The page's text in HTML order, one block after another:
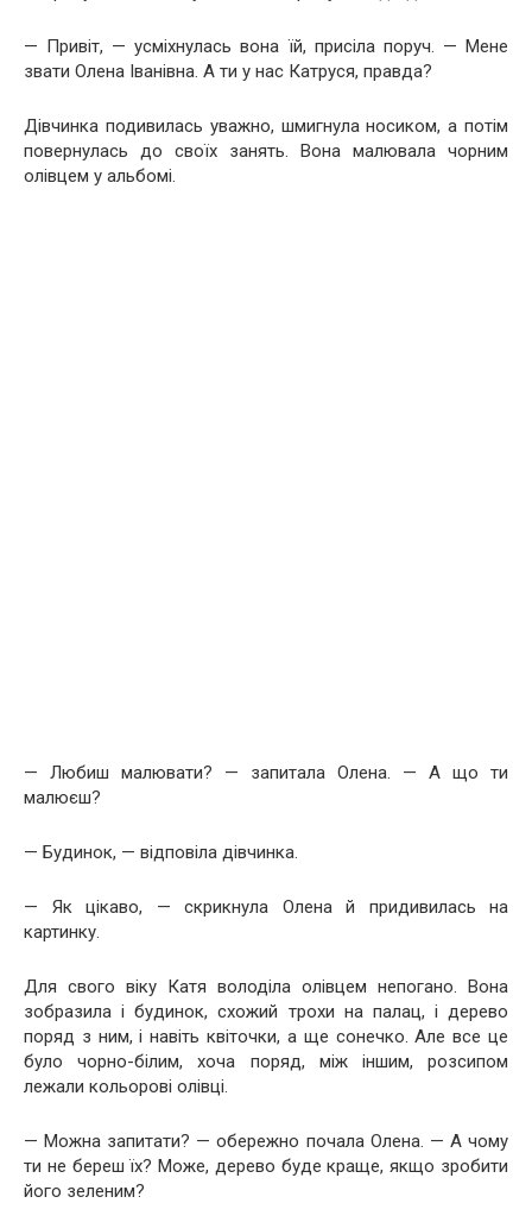
— Привіт, — усміхнулась вона їй, присіла поруч. — Мене
звати Олена Іванівна. А ти у нас Катруся, правда?
Дівчинка подивилась уважно, шмигнула носиком, а потім
повернулась до своїх занять. Вона малювала чорним
олівцем у альбомі.
— Любиш малювати? — запитала Олена. — А що ти
малюєш?
— Будинок, — відповіла дівчинка.
— Як цікаво, — скрикнула Олена й придивилась на
картинку.
Для свого віку Катя володіла олівцем непогано. Вона
зобразила і будинок, схожий трохи на палац, і дерево
поряд з ним, і навіть квіточки, а ще сонечко. Але все це
було чорно-білим, хоча поряд, між іншим, розсипом
лежали кольорові олівці.
— Можна запитати? — обережно почала Олена. — А чому
ти не береш їх? Може, дерево буде краще, якщо зробити
його зеленим?